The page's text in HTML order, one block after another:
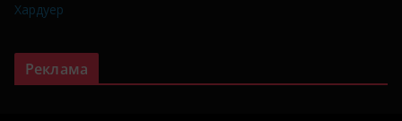
Хардуер
Реклама